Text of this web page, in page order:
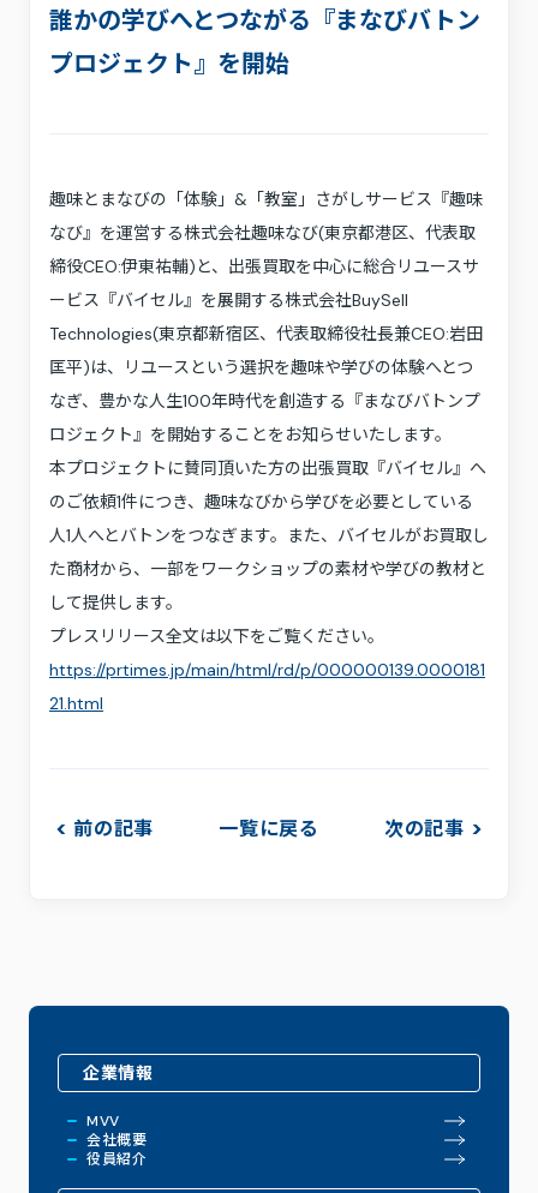
採用情報
お問い合わせ
誰かの学びへとつながる『まなびバトン
プロジェクト』を開始
趣味とまなびの「体験」&「教室」さがしサービス『趣味
なび』を運営する株式会社趣味なび(東京都港区、代表取
締役CEO:伊東祐輔)と、出張買取を中心に総合リユースサ
ービス『バイセル』を展開する株式会社BuySell
Technologies(東京都新宿区、代表取締役社長兼CEO:岩田
匡平)は、リユースという選択を趣味や学びの体験へとつ
なぎ、豊かな人生100年時代を創造する『まなびバトンプ
ロジェクト』を開始することをお知らせいたします。
本プロジェクトに賛同頂いた方の出張買取『バイセル』へ
のご依頼1件につき、趣味なびから学びを必要としている
人1人へとバトンをつなぎます。また、バイセルがお買取し
た商材から、一部をワークショップの素材や学びの教材と
して提供します。
プレスリリース全文は以下をご覧ください。
https://prtimes.jp/main/html/rd/p/000000139.0000181
21.html
一覧に戻る
前の記事 次の記事
企業情報
MVV
会社概要
役員紹介